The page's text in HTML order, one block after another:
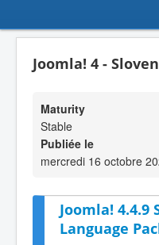
Joomla! 4 -
Maturity
Stable
Publiée le
mercredi 16 octobre
Joomla! 4.4.9
Language